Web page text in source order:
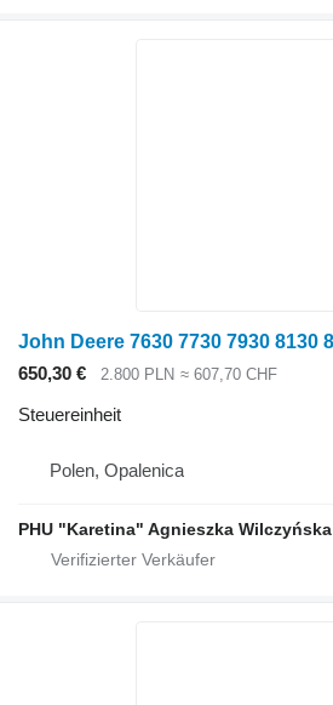
650,30 € 2.800 PLN ≈ 607,70 CHF
Steuereinheit
Polen, Opalenica
PHU "Karetina" Agnieszka Wilczyńska